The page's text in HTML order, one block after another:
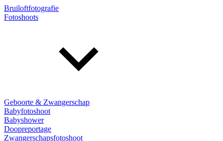
Bruiloftfotografie
Fotoshoots
Geboorte & Zwangerschap
Babyfotoshoot
Babyshower
Doopreportage
Zwangerschapsfotoshoot